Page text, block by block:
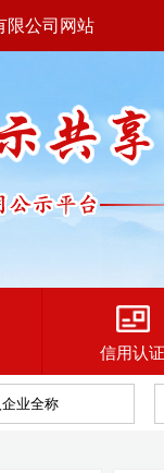
限公司网站
信用认证